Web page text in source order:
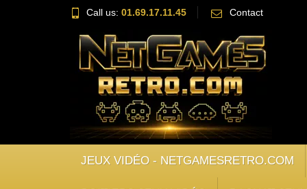
Call us: 01.69.17.11.45 Contact
JEUX VIDÉO - NETGAMESRETRO.COM